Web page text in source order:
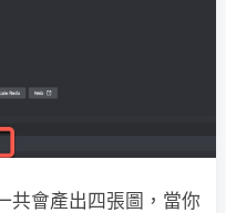
共會產出四張圖，當你